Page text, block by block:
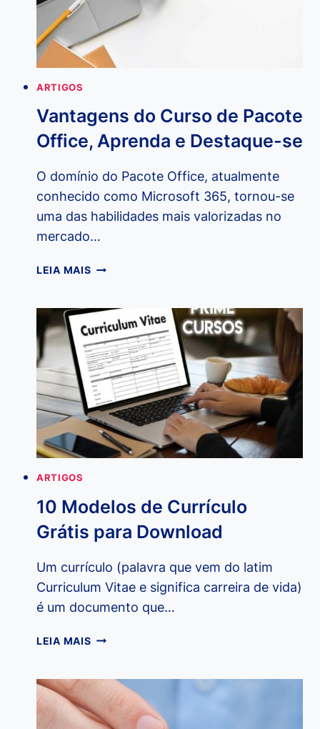
ARTIGOS
Vantagens do Curso de Pacote
Office, Aprenda e Destaque-se
O domínio do Pacote Office, atualmente
conhecido como Microsoft 365, tornou-se
uma das habilidades mais valorizadas no
mercado…
LEIA MAISVANTAGENS
DE
PACOTE
OFFICE,
APRENDA
E
DESTAQUE-
SE
ARTIGOS
10 Modelos de Currículo
Grátis para Download
Um currículo (palavra que vem do latim
Curriculum Vitae e significa carreira de vida)
é um documento que…
LEIA MAIS10
CURRÍCULO
GRÁTIS
PARA